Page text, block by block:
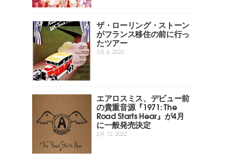
ザ・ローリング・ストーン
がフランス移住の前に行っ
たツアー
3月 4, 2020
エアロスミス、デビュー前
の貴重音源『1971: The
Road Starts Hear』が4月
に一般発売決定
2月 12, 2022